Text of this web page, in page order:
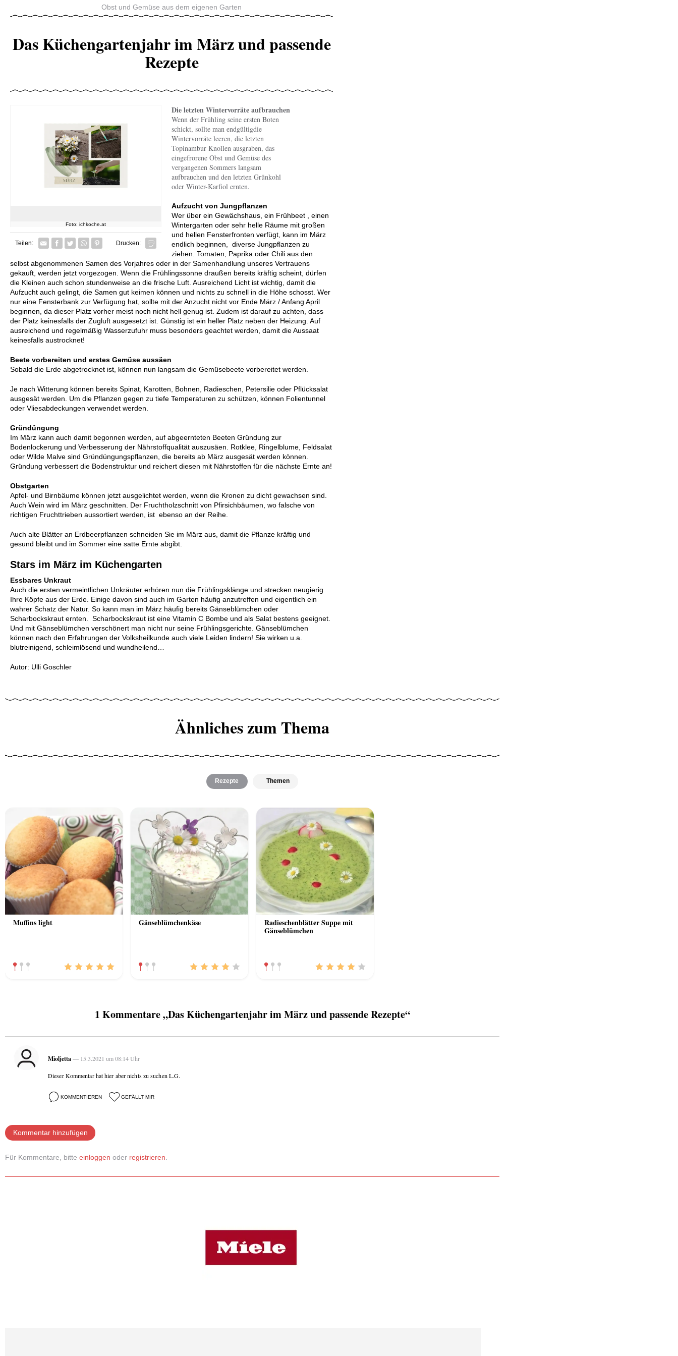
Obst und Gemüse aus dem eigenen Garten
Das Küchengartenjahr im März und passende
Rezepte
Foto: ichkoche.at
Teilen: Facebook
TwitterWhatsapp senden
Pin it Drucken:
Die letzten Wintervorräte aufbrauchen
Wenn der Frühling seine ersten Boten
schickt, sollte man endgültigdie
Wintervorräte leeren, die letzten
Topinambur Knollen ausgraben, das
eingefrorene Obst und Gemüse des
vergangenen Sommers langsam
aufbrauchen und den letzten Grünkohl
oder Winter-Karfiol ernten.
Aufzucht von Jungpflanzen
Wer über ein Gewächshaus, ein Frühbeet , einen
Wintergarten oder sehr helle Räume mit großen
und hellen Fensterfronten verfügt, kann im März
endlich beginnen, diverse Jungpflanzen zu
ziehen. Tomaten, Paprika oder Chili aus den
selbst abgenommenen Samen des Vorjahres oder in der Samenhandlung unseres Vertrauens
gekauft, werden jetzt vorgezogen. Wenn die Frühlingssonne draußen bereits kräftig scheint, dürfen
die Kleinen auch schon stundenweise an die frische Luft. Ausreichend Licht ist wichtig, damit die
Aufzucht auch gelingt, die Samen gut keimen können und nichts zu schnell in die Höhe schosst. Wer
nur eine Fensterbank zur Verfügung hat, sollte mit der Anzucht nicht vor Ende März / Anfang April
beginnen, da dieser Platz vorher meist noch nicht hell genug ist. Zudem ist darauf zu achten, dass
der Platz keinesfalls der Zugluft ausgesetzt ist. Günstig ist ein heller Platz neben der Heizung. Auf
ausreichend und regelmäßig Wasserzufuhr muss besonders geachtet werden, damit die Aussaat
keinesfalls austrocknet!
Beete vorbereiten und erstes Gemüse aussäen
Sobald die Erde abgetrocknet ist, können nun langsam die Gemüsebeete vorbereitet werden.
Je nach Witterung können bereits Spinat, Karotten, Bohnen, Radieschen, Petersilie oder Pflücksalat
ausgesät werden. Um die Pflanzen gegen zu tiefe Temperaturen zu schützen, können Folientunnel
oder Vliesabdeckungen verwendet werden.
Gründüngung
Im März kann auch damit begonnen werden, auf abgeernteten Beeten Gründung zur
Bodenlockerung und Verbesserung der Nährstoffqualität auszusäen. Rotklee, Ringelblume, Feldsalat
oder Wilde Malve sind Gründüngungspflanzen, die bereits ab März ausgesät werden können.
Gründung verbessert die Bodenstruktur und reichert diesen mit Nährstoffen für die nächste Ernte an!
Obstgarten
Apfel- und Birnbäume können jetzt ausgelichtet werden, wenn die Kronen zu dicht gewachsen sind.
Auch Wein wird im März geschnitten. Der Fruchtholzschnitt von Pfirsichbäumen, wo falsche von
richtigen Fruchttrieben aussortiert werden, ist ebenso an der Reihe.
Auch alte Blätter an Erdbeerpflanzen schneiden Sie im März aus, damit die Pflanze kräftig und
gesund bleibt und im Sommer eine satte Ernte abgibt.
Stars im März im Küchengarten
Essbares Unkraut
Auch die ersten vermeintlichen Unkräuter erhören nun die Frühlingsklänge und strecken neugierig
Ihre Köpfe aus der Erde. Einige davon sind auch im Garten häufig anzutreffen und eigentlich ein
wahrer Schatz der Natur. So kann man im März häufig bereits Gänseblümchen oder
Scharbockskraut ernten. Scharbockskraut ist eine Vitamin C Bombe und als Salat bestens geeignet.
Und mit Gänseblümchen verschönert man nicht nur seine Frühlingsgerichte. Gänseblümchen
können nach den Erfahrungen der Volksheilkunde auch viele Leiden lindern! Sie wirken u.a.
blutreinigend, schleimlösend und wundheilend…
Autor: Ulli Goschler
Ähnliches zum Thema
Rezepte Themen
Muffins light Gänseblümchenkäse Radieschenblätter Suppe mit
Gänseblümchen
1 Kommentare „Das Küchengartenjahr im März und passende Rezepte“
Mioljetta— 15.3.2021 um 08:14 Uhr
Dieser Kommentar hat hier aber nichts zu suchen L.G.
KOMMENTIEREN GEFÄLLT MIR
Kommentar hinzufügen
Für Kommentare, bitte einloggen oder registrieren.